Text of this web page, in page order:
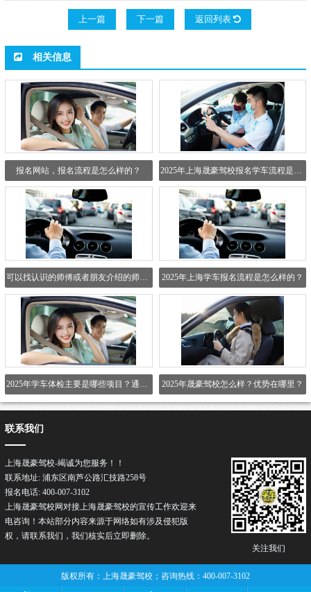
上一篇 下一篇 返回列表
相关信息
报名网站，报名流程是怎么样的？
可以找认识的师傅或者朋友介绍的师傅吗？ 2025年上海学车报名流程是怎么样的？
2025年学车体检主要是哪些项目？通不过怎么办？ 2025年晟豪驾校怎么样？优势在哪里？
关注我们
联系我们
上海晟豪驾校-竭诚为您服务！！
联系地址: 浦东区南芦公路汇技路258号
报名电话: 400-007-3102
上海晟豪驾校网对接上海晟豪驾校的宣传工作欢迎来
电咨询！本站部分内容来源于网络如有涉及侵犯版
权，请联系我们，我们核实后立即删除。
版权所有：上海晟豪驾校；咨询热线：400-007-3102